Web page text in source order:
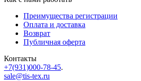
Преимущества регистрации
Оплата и доставка
Возврат
Публичная оферта
Контакты
+7(931)000-78-45.
sale@tis-tex.ru